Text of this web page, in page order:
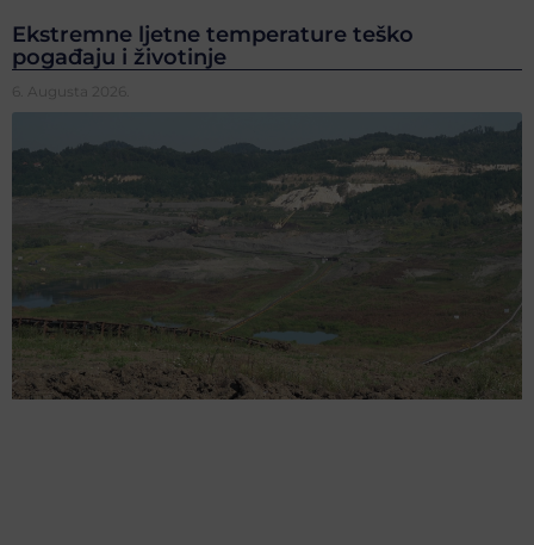
Ekstremne ljetne temperature teško
pogađaju i životinje
6. Augusta 2026.